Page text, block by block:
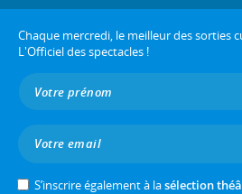
Chaque mercredi, le meilleur des sorties
L'Officiel des spectacles !
S’inscrire également à lasélection